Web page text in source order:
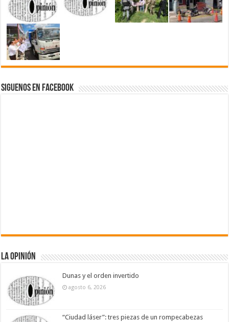
Siguenos en Facebook
La Opinión
Dunas y el orden invertido
agosto 6, 2026
“Ciudad láser”: tres piezas de un rompecabezas